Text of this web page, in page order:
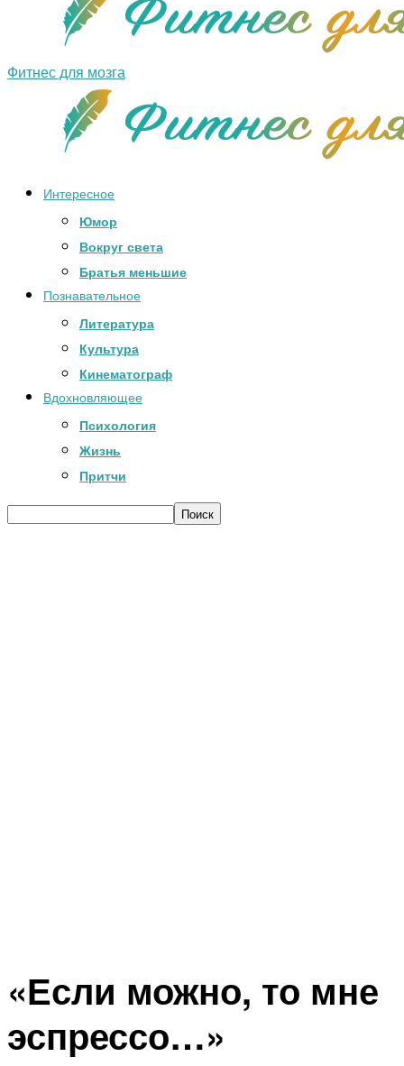
Фитнес для мозга
Интересное
Юмор
Вокруг света
Братья меньшие
Познавательное
Литература
Культура
Кинематограф
Вдохновляющее
Психология
Жизнь
Притчи
«Если можно, то мне
эспрессо…»